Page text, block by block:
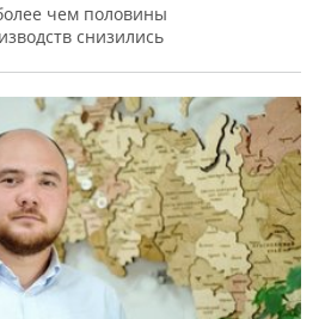
чем половины
снизились